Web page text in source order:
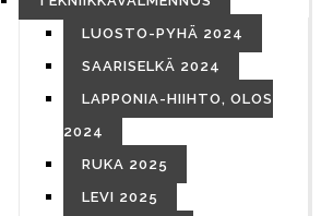
LUOSTO-PYHÄ 2024
SAARISELKÄ 2024
LAPPONIA-HIIHTO, OLOS
2024
RUKA 2025
LEVI 2025